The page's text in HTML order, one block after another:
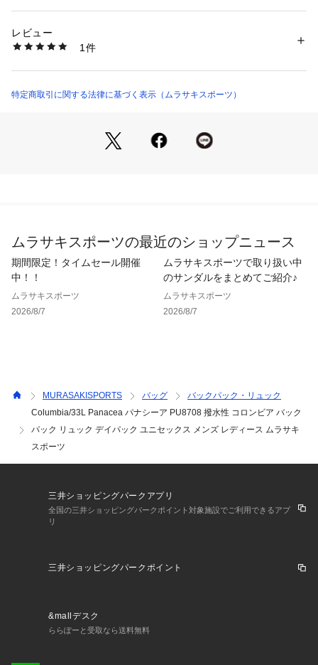
●メインコンパートメント内部にPC（15インチ）対応のクッシ
ョン入りオープンポケット
●背面にセキュリティーポケット
●取外し式チェストストラップ
※総柄プリントは裁断箇所により柄の出方が変わりますのでご
水加工製品には、PFASフリーと表記しております。
※掲載画像に関しましては、屋外や屋内での光の当たり方やパ
異なる場合がございます。予めご了承ください。
※サイト内でのカラー名と、お届け商品に記載されているカラ
・・・・・・・・・・・・・・・・・・・・・・
★お気に入り登録のおすすめ★
状況の確認が可能です。
お買い物リストの管理に是非ご利用下さい。
・・・・・・・・・・・・・・・・・・・・・・
ムラサキスポーツららぽーと富士見店
Instagram【murasakisports_fujimi】
・・・・・・・・・・・・・・・・・・・・・・
素材：Shell 1: 420D HD OX(ナイロン 100%) x Shell 2: 420D Nail Head
X(ポリエステル100%) x Shell 2: 420D Nail Head(ナイロン100%) (011カ
ラー)
商品番号：3540000008869 （モール）
レビュー
1件
特定商取引に関する法律に基づく表示（ムラサキスポーツ）
ムラサキスポーツの最近のショップニュース
期間限定！タイムセール開催
中！！
ムラサキスポーツ
2026/8/7
ムラサキスポーツで取り扱い中
のサンダルをまとめてご紹介♪
ムラサキスポーツ
2026/8/7
MURASAKISPORTS バッグ
バックパック・リュック
Columbia/33L Panacea パナシーア PU8708 撥水性 コロンビア バック
パック リュック デイパック ユニセックス メンズ レディース ムラサキ
スポーツ
三井ショッピングパークアプリ
全国の三井ショッピングパークポイント対象施設でご利用できるアプ
リ
三井ショッピングパークポイント
&mallデスク
ららぽーと受取なら送料無料